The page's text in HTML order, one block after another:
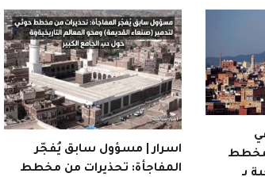
مخطط
بـ
اسرار | مسؤول سابق يُفجّر
المفاجأة: تحذيرات من مخطط